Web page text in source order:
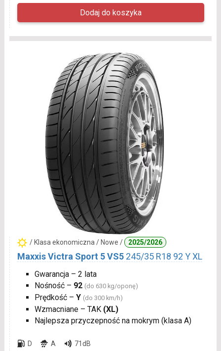
/ Klasa ekonomiczna / Nowe / 2025/2026
Maxxis Victra Sport 5 VS5 245/35 R18 92 Y XL
Gwarancja – 2 lata
Nośność – 92 (do 630 kg/oponę)
Prędkość – Y (do 300 km/h)
Wzmacniane – TAK (XL)
Najlepsza przyczepność na mokrym (klasa A)
D A 71dB